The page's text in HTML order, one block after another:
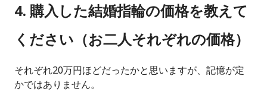
4. 購入した結婚指輪の価格を教えて
ください（お二人それぞれの価格）
それぞれ20万円ほどだったかと思いますが、記憶が定
かではありません。